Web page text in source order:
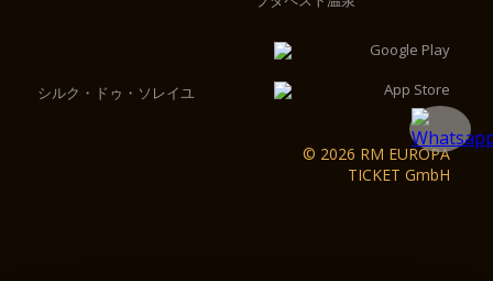
シルク・ドゥ・ソレイユ
© 2026 RM EUROPA
TICKET GmbH